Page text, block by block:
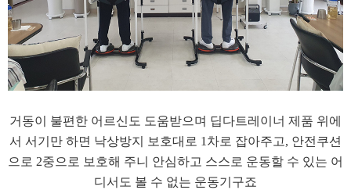
​거동이 불편한 어르신도 도움받으며 딥다트레이너 제품 위에
서 서기만 하면 낙상방지 보호대로 1차로 잡아주고, 안전쿠션
으로 2중으로 보호해 주니 ​안심하고 스스로 운동할 수 있는 어
디서도 볼 수 없는 운동기구죠